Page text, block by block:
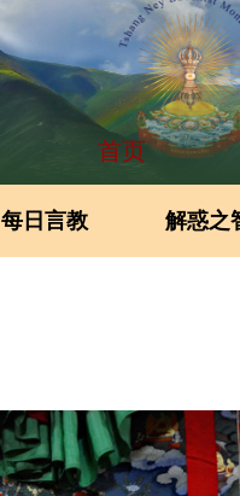
首页
每日言教 解惑之